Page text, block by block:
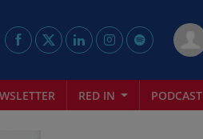
RED IN PODCAST